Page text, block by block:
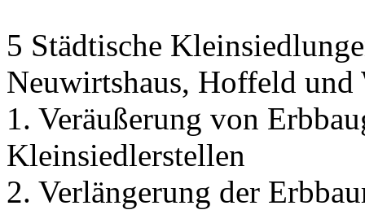
5 Städtische
Neuwirtshaus, Hoffeld und
1. Veräußerung von
Kleinsiedlerstellen
2. Verlängerung der